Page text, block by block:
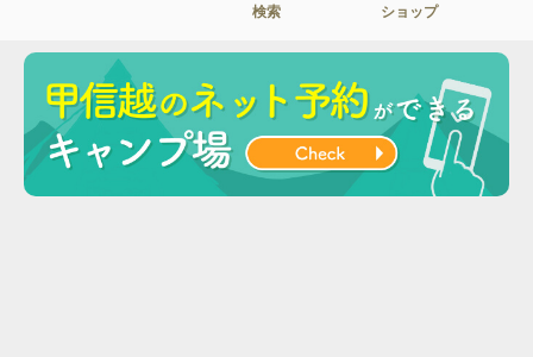
検索
ショップ